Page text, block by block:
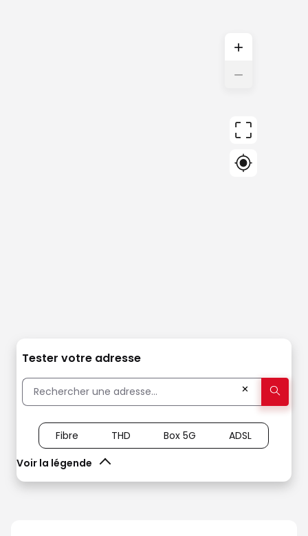
+
−
Tester votre adresse
✕
Voir la légende
Fibre THD Box 5G ADSL